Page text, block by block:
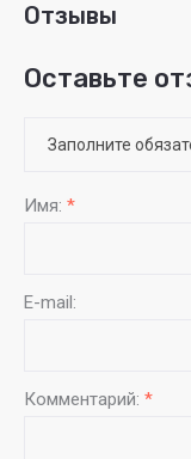
Отзывы
Оставьте
Заполните
Имя: *
E-mail:
Комментарий: *